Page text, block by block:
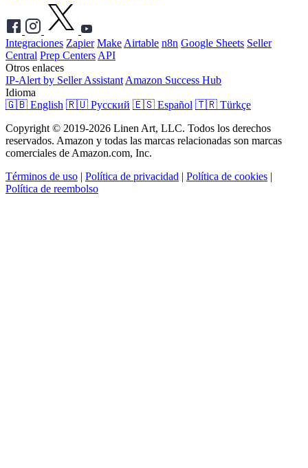
Integraciones Zapier Make Airtable n8n Google Sheets Seller
Central Prep Centers API
Otros enlaces
IP-Alert by Seller Assistant Amazon Success Hub
Idioma
🇬🇧 English 🇷🇺 Русский 🇪🇸 Español 🇹🇷 Türkçe
Copyright © 2019-2026 Linen Art, LLC. Todos los derechos
reservados. Amazon y todas las marcas relacionadas son marcas
comerciales de Amazon.com, Inc.
Términos de uso | Política de privacidad | Política de cookies |
Política de reembolso